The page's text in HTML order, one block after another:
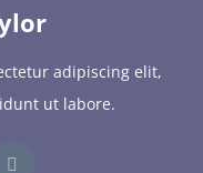
adipiscing elit,
ut labore.